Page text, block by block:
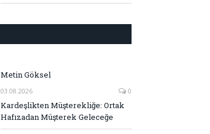
Metin Göksel
03.08.2026 0
Kardeşlikten Müşterekliğe: Ortak
Hafızadan Müşterek Geleceğe